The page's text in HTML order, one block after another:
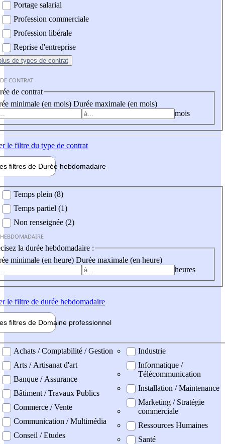
Portage salarial
Profession commerciale
Profession libérale
Reprise d'entreprise
de types de contrat
CONTRAT
de contrat
minimale (en mois) Durée maximale (en mois)
mois
le filtre du type de contrat
filtres de Durée hebdomadaire
Temps plein (8)
Temps partiel (1)
Non renseignée (2)
la durée hebdomadaire :
minimale (en heure) Durée maximale (en heure)
heures
le filtre de durée hebdomadaire
filtres de Domaine professionnel
professionel
Achats / Comptabilité / Gestion
Arts / Artisanat d'art
Banque / Assurance
Bâtiment / Travaux Publics
Commerce / Vente
Communication / Multimédia
Conseil / Etudes
Industrie
Informatique /
Télécommunication
Installation / Maintenance
Marketing / Stratégie
commerciale
Ressources Humaines
Santé